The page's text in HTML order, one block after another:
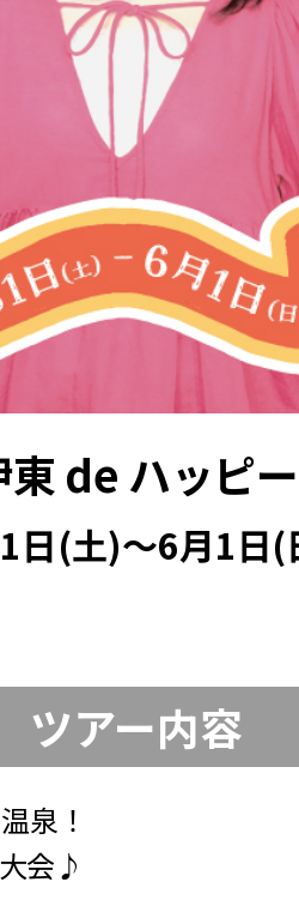
de ハッピ
日(土)～6月1日(
ツアー内容
泉！
会♪